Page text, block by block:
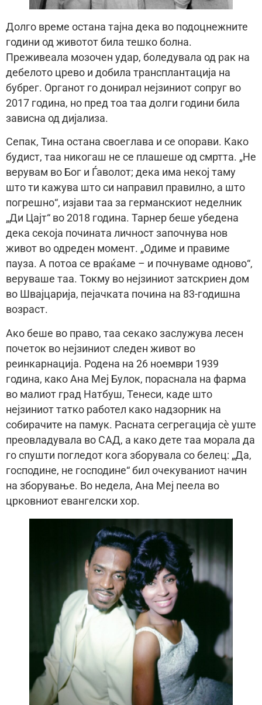
Долго време остана тајна дека во подоцнежните
години од животот била тешко болна.
Преживеала мозочен удар, боледувала од рак на
дебелото црево и добила трансплантација на
бубрег. Органот го донирал нејзиниот сопруг во
2017 година, но пред тоа таа долги години била
зависна од дијализа.
Сепак, Тина остана своеглава и се опорави. Како
будист, таа никогаш не се плашеше од смртта. „Не
верувам во Бог и Ѓаволот; дека има некој таму
што ти кажува што си направил правилно, а што
погрешно“, изјави таа за германскиот неделник
„Ди Цајт“ во 2018 година. Тарнер беше убедена
дека секоја почината личност започнува нов
живот во одреден момент. „Одиме и правиме
пауза. А потоа се враќаме – и почнуваме одново“,
веруваше таа. Токму во нејзиниот затскриен дом
во Швајцарија, пејачката почина на 83-годишна
возраст.
Ако беше во право, таа секако заслужува лесен
почеток во нејзиниот следен живот во
реинкарнација. Родена на 26 ноември 1939
година, како Ана Меј Булок, пораснала на фарма
во малиот град Натбуш, Тенеси, каде што
нејзиниот татко работел како надзорник на
собирачите на памук. Расната сегрегација сè уште
преовладувала во САД, а како дете таа морала да
го спушти погледот кога зборувала со белец: „Да,
господине, не господине“ бил очекуваниот начин
на зборување. Во недела, Ана Меј пеела во
црковниот евангелски хор.